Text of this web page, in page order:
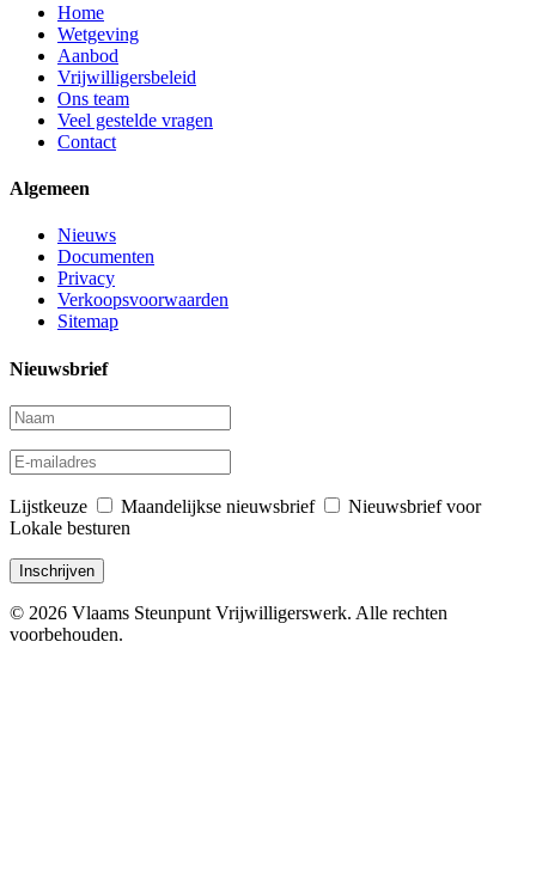
Home
Wetgeving
Aanbod
Vrijwilligersbeleid
Ons team
Veel gestelde vragen
Contact
Algemeen
Nieuws
Documenten
Privacy
Verkoopsvoorwaarden
Sitemap
Nieuwsbrief
Lijstkeuze Maandelijkse nieuwsbrief
Nieuwsbrief voor
Lokale besturen
© 2026 Vlaams Steunpunt Vrijwilligerswerk. Alle rechten
voorbehouden.